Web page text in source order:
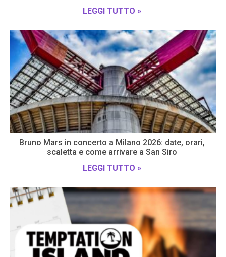
LEGGI TUTTO »
Bruno Mars in concerto a Milano 2026: date, orari,
scaletta e come arrivare a San Siro
LEGGI TUTTO »